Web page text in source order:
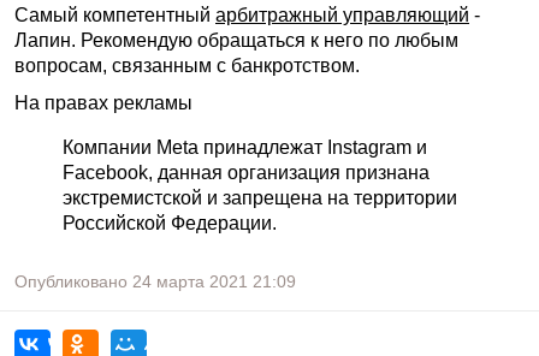
Самый компетентный арбитражный управляющий -
Лапин. Рекомендую обращаться к него по любым
вопросам, связанным с банкротством.
На правах рекламы
Компании Meta принадлежат Instagram и
Facebook, данная организация признана
экстремистской и запрещена на территории
Российской Федерации.
Опубликовано 24 марта 2021 21:09